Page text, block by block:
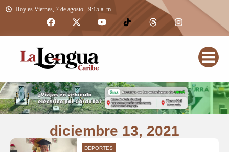
Hoy es Viernes, 7 de agosto - 9:15 a. m.
diciembre 13, 2021
DEPORTES